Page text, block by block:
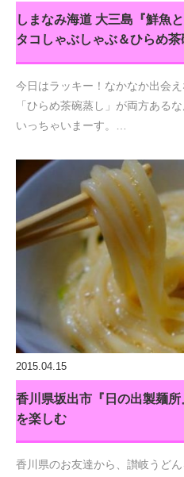
しまなみ海道 大三島『鮮魚
タコしゃぶしゃぶ＆ひらめ茶
今日はラッキー！なかなか出会
「ひらめ茶碗蒸し」が両方ある
いっちゃいまーす。…
2015.04.15
香川県坂出市『日の出製麺
を楽しむ
香川県のお友達から、讃岐うど